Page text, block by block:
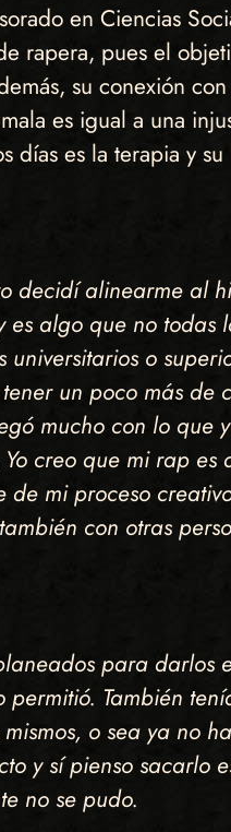
en Ciencias
rapera, pues el
su conexión
es igual a una
días es la terapia y
decidí alinearme al
algo que no todas
o
un poco más de
mucho con lo que
creo que mi rap
mi proceso
con otras
para darlos
También
o sea ya no
y sí pienso sacarlo
no se pudo.